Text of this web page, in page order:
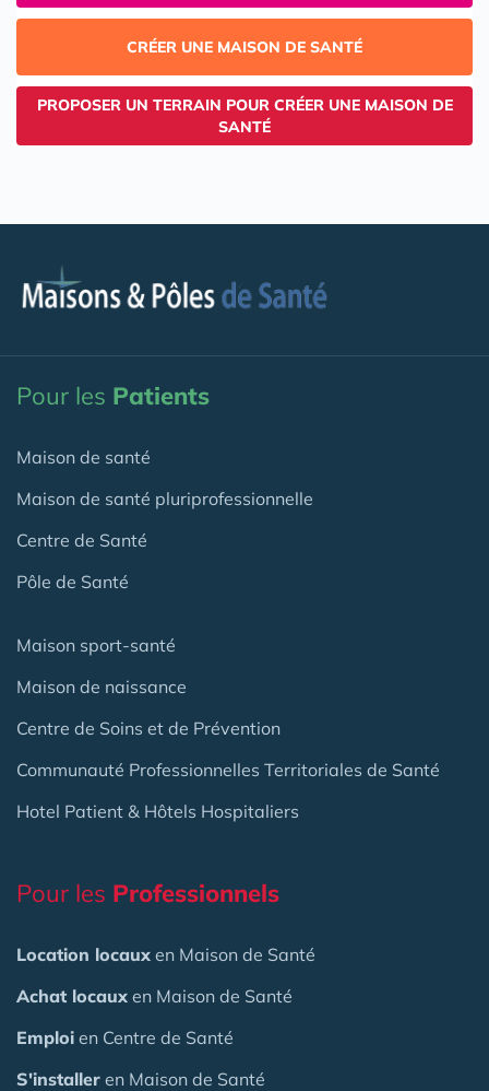
CRÉER UNE MAISON DE SANTÉ
PROPOSER UN TERRAIN POUR CRÉER UNE MAISON DE
SANTÉ
Pour les Patients
Maison de santé
Maison de santé pluriprofessionnelle
Centre de Santé
Pôle de Santé
Maison sport-santé
Maison de naissance
Centre de Soins et de Prévention
Communauté Professionnelles Territoriales de Santé
Hotel Patient & Hôtels Hospitaliers
Pour les Professionnels
Location locaux en Maison de Santé
Achat locaux en Maison de Santé
Emploi en Centre de Santé
S'installer en Maison de Santé